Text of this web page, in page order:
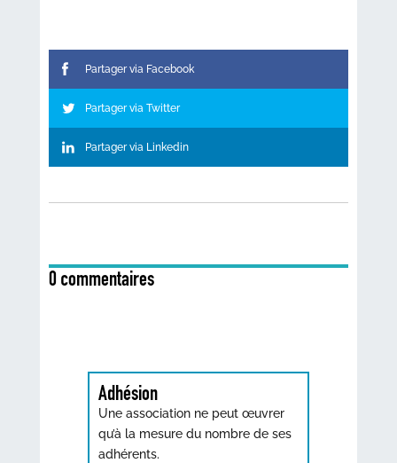
Partager via Facebook
Partager via Twitter
Partager via Linkedin
0 commentaires
Adhésion
Une association ne peut œuvrer
qu’à la mesure du nombre de ses
adhérents.